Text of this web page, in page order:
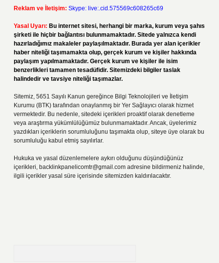
Reklam ve İletişim: Skype: live:.cid.575569c608265c69
Yasal Uyarı: Bu internet sitesi, herhangi bir marka, kurum veya şahıs
şirketi ile hiçbir bağlantısı bulunmamaktadır. Sitede yalnızca kendi
hazırladığımız makaleler paylaşılmaktadır. Burada yer alan içerikler
haber niteliği taşımamakta olup, gerçek kurum ve kişiler hakkında
paylaşım yapılmamaktadır. Gerçek kurum ve kişiler ile isim
benzerlikleri tamamen tesadüfidir. Sitemizdeki bilgiler taslak
halindedir ve tavsiye niteliği taşımazlar.
Sitemiz, 5651 Sayılı Kanun gereğince Bilgi Teknolojileri ve İletişim
Kurumu (BTK) tarafından onaylanmış bir Yer Sağlayıcı olarak hizmet
vermektedir. Bu nedenle, sitedeki içerikleri proaktif olarak denetleme
veya araştırma yükümlülüğümüz bulunmamaktadır. Ancak, üyelerimiz
yazdıkları içeriklerin sorumluluğunu taşımakta olup, siteye üye olarak bu
sorumluluğu kabul etmiş sayılırlar.
Hukuka ve yasal düzenlemelere aykırı olduğunu düşündüğünüz
içerikleri, backlinkpanelicomtr@gmail.com adresine bildirmeniz halinde,
ilgili içerikler yasal süre içerisinde sitemizden kaldırılacaktır.